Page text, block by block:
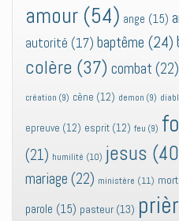
amour (54) ange (15)
autorité (17) baptême (24)
colère (37) combat (22)
création (9) cène (12) demon (9)
epreuve (12) esprit (12) feu (9)
(21) humilité (10) jesus
mariage (22) ministère (11) mort
parole (15) pasteur (13)